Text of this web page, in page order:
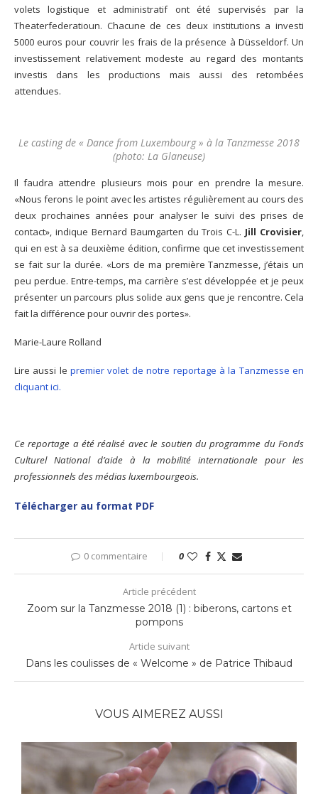
volets logistique et administratif ont été supervisés par la
Theaterfederatioun. Chacune de ces deux institutions a investi
5000 euros pour couvrir les frais de la présence à Düsseldorf. Un
investissement relativement modeste au regard des montants
investis dans les productions mais aussi des retombées
attendues.
Le casting de « Dance from Luxembourg » à la Tanzmesse 2018
(photo: La Glaneuse)
Il faudra attendre plusieurs mois pour en prendre la mesure.
«Nous ferons le point avec les artistes régulièrement au cours des
deux prochaines années pour analyser le suivi des prises de
contact», indique Bernard Baumgarten du Trois C-L. Jill Crovisier
qui en est à sa deuxième édition, confirme que cet investissement
se fait sur la durée. «Lors de ma première Tanzmesse, j’étais un
peu perdue. Entre-temps, ma carrière s’est développée et je peux
présenter un parcours plus solide aux gens que je rencontre. Cela
fait la différence pour ouvrir des portes».
Marie-Laure Rolland
Lire aussi lepremier volet de notre reportage à la Tanzmesse en
cliquant ici.
Ce reportage a été réalisé avec le soutien du programme du Fonds
Culturel National d’aide à la mobilité internationale pour les
professionnels des médias luxembourgeois.
Télécharger au format PDF
0 commentaire 0
Article précédent
Zoom sur la Tanzmesse 2018 (1) : biberons, cartons et
pompons
Article suivant
Dans les coulisses de « Welcome » de Patrice Thibaud
VOUS AIMEREZ AUSSI